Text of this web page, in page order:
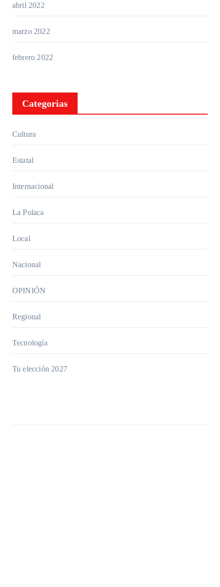
abril 2022
marzo 2022
febrero 2022
Categorias
Cultura
Estatal
Internacional
La Polaca
Local
Nacional
OPINIÓN
Regional
Tecnología
Tu elección 2027